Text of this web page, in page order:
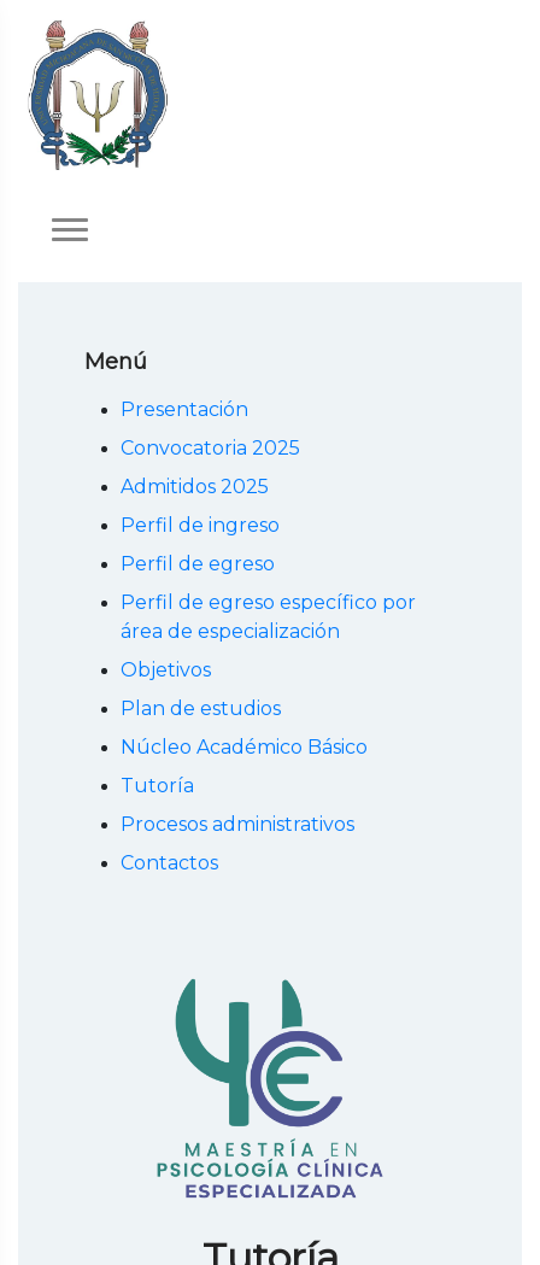
Menú
Presentación
Convocatoria 2025
Admitidos 2025
Perfil de ingreso
Perfil de egreso
Perfil de egreso específico por
área de especialización
Objetivos
Plan de estudios
Núcleo Académico Básico
Tutoría
Procesos administrativos
Contactos